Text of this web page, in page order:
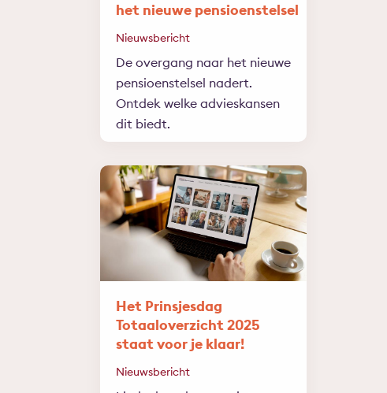
het nieuwe pensioenstelsel
Nieuwsbericht
De overgang naar het nieuwe
pensioenstelsel nadert.
Ontdek welke advieskansen
dit biedt.
Het Prinsjesdag
Totaaloverzicht 2025
staat voor je klaar!
Nieuwsbericht